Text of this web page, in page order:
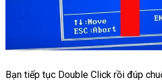
Bạn tiếp tục Double Click rồi đúp